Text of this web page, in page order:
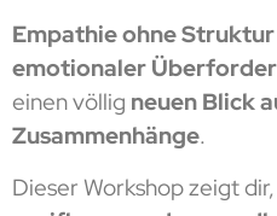
Empathie ohne
emotionaler
einen völlig neuen Blick
Zusammenhänge.
Dieser Workshop zeigt